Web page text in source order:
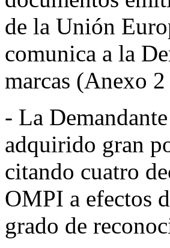
de la Unión
comunica a la
marcas (Anexo
- La
adquirido gran
citando cuatro
OMPI a efectos
grado de